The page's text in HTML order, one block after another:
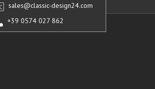
sales@classic-design24.com
+39 0574 027 862